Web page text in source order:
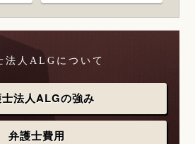
法人ALGについて
法人ALGの強み
弁護士費用